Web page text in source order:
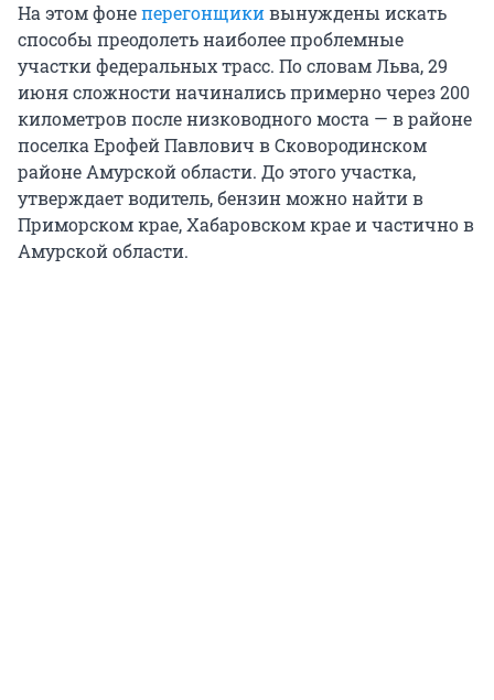
На этом фонеперегонщикивынуждены искать
способы преодолеть наиболее проблемные
участки федеральных трасс. По словам Льва, 29
июня сложности начинались примерно через 200
километров после низководного моста — в районе
поселка Ерофей Павлович в Сковородинском
районе Амурской области. До этого участка,
утверждает водитель, бензин можно найти в
Приморском крае, Хабаровском крае и частично в
Амурской области.